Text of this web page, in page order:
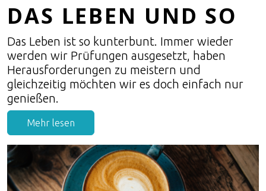
DAS LEBEN UND SO
Das Leben ist so kunterbunt. Immer wieder
werden wir Prüfungen ausgesetzt, haben
Herausforderungen zu meistern und
gleichzeitig möchten wir es doch einfach nur
genießen.
Mehr lesen